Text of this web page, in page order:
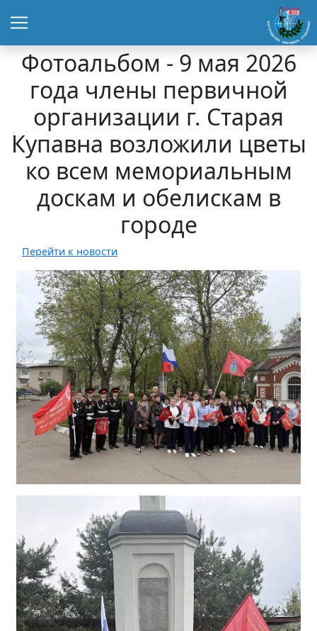
Фотоальбом - 9 мая 2026
года члены первичной
организации г. Старая
Купавна возложили цветы
ко всем мемориальным
доскам и обелискам в
городе
Перейти к новости